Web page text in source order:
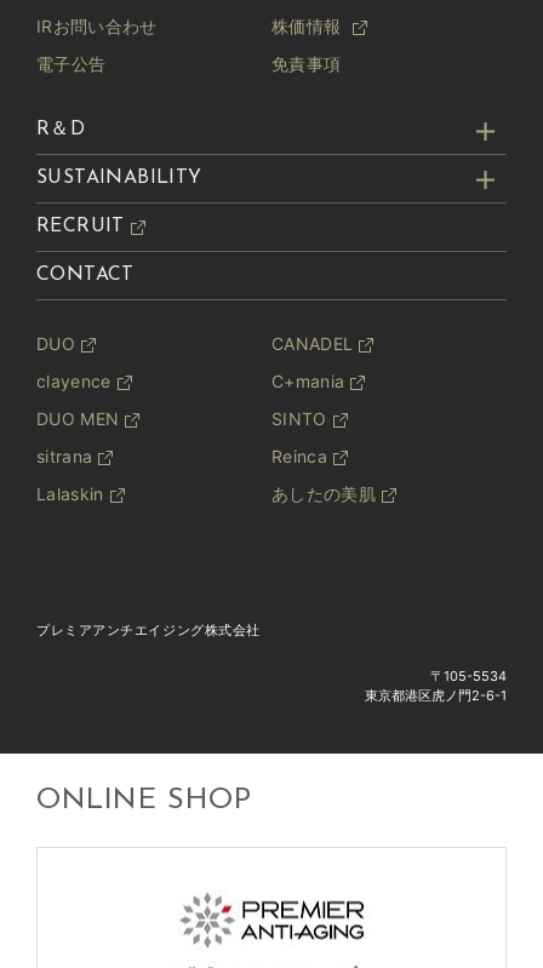
IRお問い合わせ
株価情報
電子公告
免責事項
R＆D
SUSTAINABILITY
RECRUIT
CONTACT
DUO
CANADEL
clayence
C+mania
DUO MEN
SINTO
sitrana
Reinca
Lalaskin
あしたの美肌
プレミアアンチエイジング株式会社
〒105-5534
東京都港区虎ノ門2-6-1
ONLINE SHOP